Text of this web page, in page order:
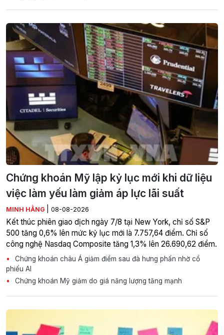
Chứng khoán Mỹ lập kỷ lục mới khi dữ liệu
việc làm yếu làm giảm áp lực lãi suất
MINH HẰNG 08-08-2026
Kết thúc phiên giao dịch ngày 7/8 tại New York, chỉ số S&P
500 tăng 0,6% lên mức kỷ lục mới là 7.757,64 điểm. Chỉ số
công nghệ Nasdaq Composite tăng 1,3% lên 26.690,62 điểm.
Chứng khoán châu Á giảm điểm sau đà hưng phấn nhờ cổ
phiếu AI
Chứng khoán Mỹ giảm do giá năng lượng tăng mạnh